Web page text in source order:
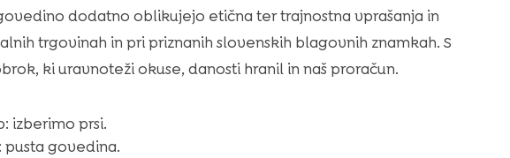
dodatno oblikujejo etična ter trajnostna vprašanja in
trgovinah in pri priznanih slovenskih blagovnih znamkah. S
ki uravnoteži okuse, danosti hranil in naš proračun.
izberimo prsi.
pusta govedina.